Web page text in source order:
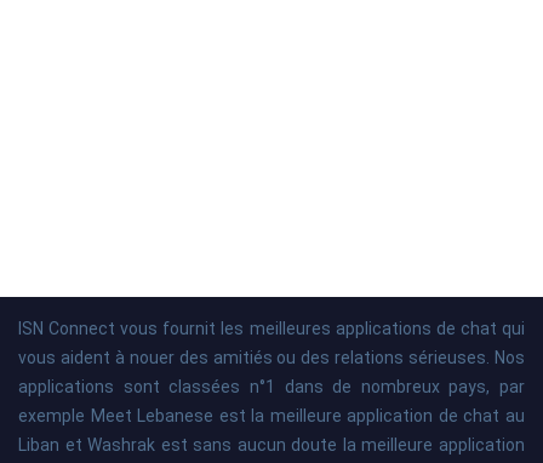
ISN Connect vous fournit les meilleures applications de chat qui
vous aident à nouer des amitiés ou des relations sérieuses. Nos
applications sont classées n°1 dans de nombreux pays, par
exemple Meet Lebanese est la meilleure application de chat au
Liban et Washrak est sans aucun doute la meilleure application